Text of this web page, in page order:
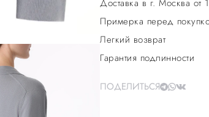
Доставка в г. Москва от
Примерка перед
Легкий возврат
Гарантия подлинности
ПОДЕЛИТЬСЯ